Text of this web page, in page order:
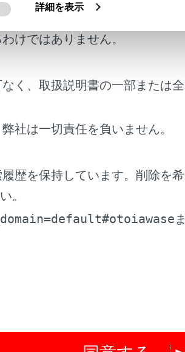
詳細を表示
けではありません。
く、取扱説明書の一部または全
社は一切責任を負いません。
歴を保持しています。削除を希
。
ま